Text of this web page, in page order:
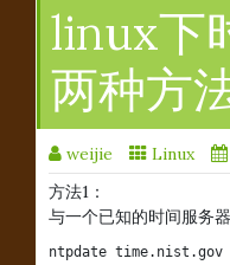
linux下
两种方
weijie Linux
方法1：
与一个已知的时间服务
ntpdate time.nist.gov